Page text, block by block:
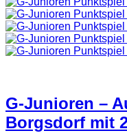
G-Junioren –
Borgsdorf mit